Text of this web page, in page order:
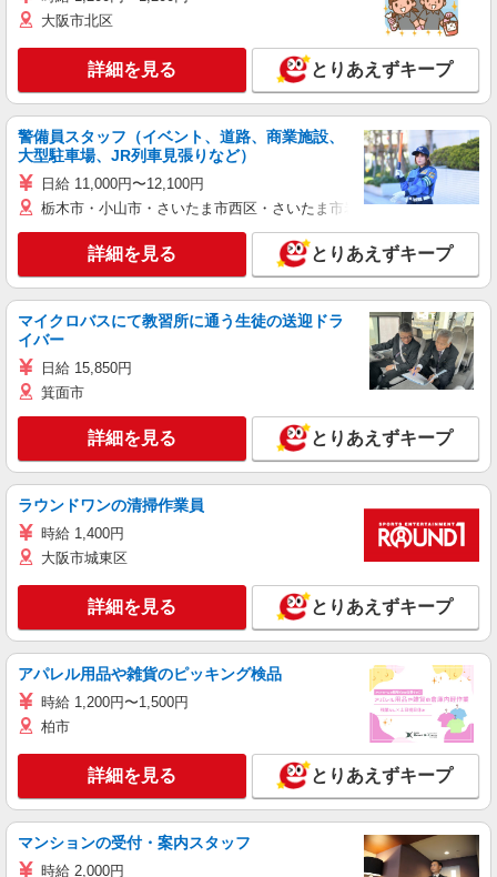
大阪市北区
詳細を見る とりあえずキープ
警備員スタッフ（イベント、道路、商業施設、
大型駐車場、JR列車見張りなど）
日給 11,000円〜12,100円
栃木市・小山市・さいたま市西区・さいたま市岩槻区・久喜市・蓮田
詳細を見る とりあえずキープ
マイクロバスにて教習所に通う生徒の送迎ドラ
イバー
日給 15,850円
箕面市
詳細を見る とりあえずキープ
ラウンドワンの清掃作業員
時給 1,400円
大阪市城東区
詳細を見る とりあえずキープ
アパレル用品や雑貨のピッキング検品
時給 1,200円〜1,500円
柏市
詳細を見る とりあえずキープ
マンションの受付・案内スタッフ
時給 2,000円